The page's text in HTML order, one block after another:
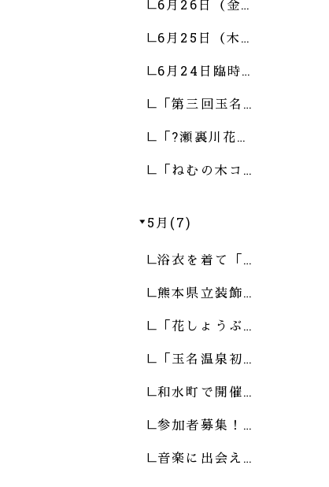
6月26日（金…
6月25日（木…
6月24日臨時…
「第三回玉名…
「?瀬裏川花…
「ねむの木コ…
5月(7)
浴衣を着て「…
熊本県立装飾…
「花しょうぶ…
「玉名温泉初…
和水町で開催…
参加者募集！…
音楽に出会え…